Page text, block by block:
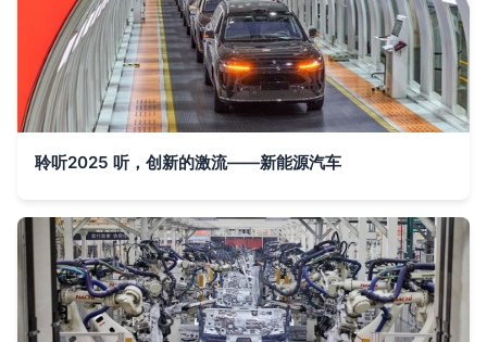
聆听2025 听，创新的激流——新能源汽车